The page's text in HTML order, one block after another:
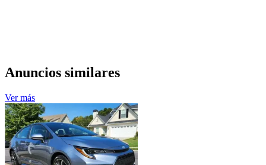
Anuncios similares
Ver más